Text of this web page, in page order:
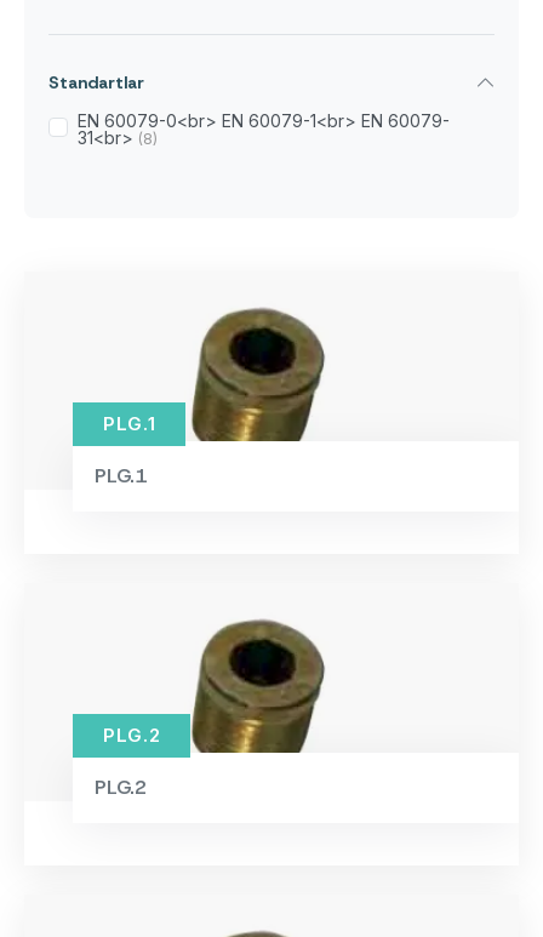
Standartlar
EN 60079-0<br> EN 60079-1<br> EN 60079-
31<br> (8)
PLG.1
PLG.1
PLG.2
PLG.2